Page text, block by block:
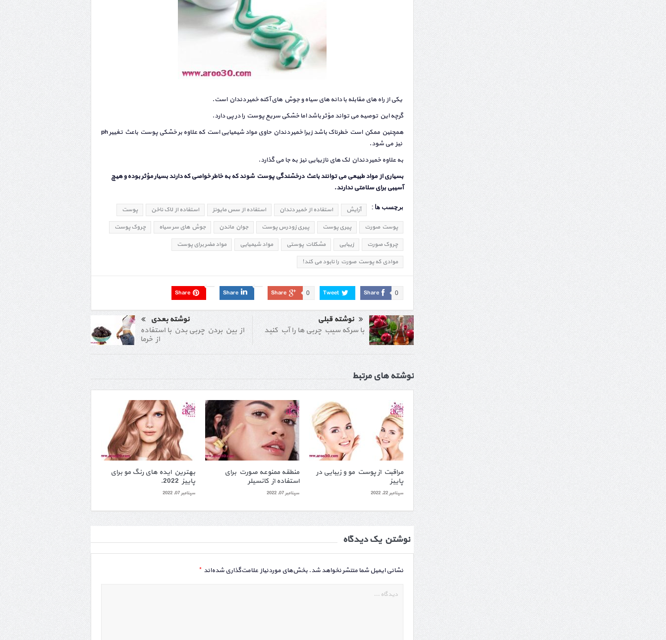
یکی از راه های مقابله با دانه های سیاه و جوش های آکنه خمیر دندان است.
گرچه این توصیه می تواند مؤثر باشد اما خشکی سریع پوست را در پی دارد.
همچنین ممکن است خطرناک باشد زیرا خمیر دندان حاوی مواد شیمیایی است که علاوه بر خشکی پوست باعث تغییر ph
نیز می شود.
به علاوه خمیر دندان لک های نازیبایی نیز به جا می گذارد.
بسیاری از مواد طبیعی می توانند باعث درخشندگی پوست شوند که به خاطر خواصی که دارند بسیار مؤثر بوده و هیچ
آسیبی برای سلامتی ندارند.
برچسب ها : آرایش استفاده از خمیر دندان استفاده از سس مایونز استفاده از لاک ناخن
پوست
پوست صورت
پیری پوست پیری زودرس پوست جوان ماندن جوش های سر سیاه
چروک پوست
چروک صورت
زیبایی مشکلات پوستی مواد شیمیایی
مواد مضر برای پوست
موادی که پوست صورت را نابود می کند!
Share 0
Tweet
Share 0
Share
Share
نوشته قبلی
با سرکه سیب چربی ها را آب کنید
نوشته بعدی
از بین بردن چربی بدن با استفاده
از خرما
نوشته های مرتبط
مراقبت از پوست مو و زیبایی در
پاییز
سپتامبر 22, 2022
منطقه ممنوعه صورت برای
استفاده از کانسیلر
سپتامبر 07, 2022
بهترین ایده های رنگ مو برای
پاییز 2022.
سپتامبر 07, 2022
نوشتن یک دیدگاه
نشانی ایمیل شما منتشر نخواهد شد. بخش‌های موردنیاز علامت‌گذاری شده‌اند *